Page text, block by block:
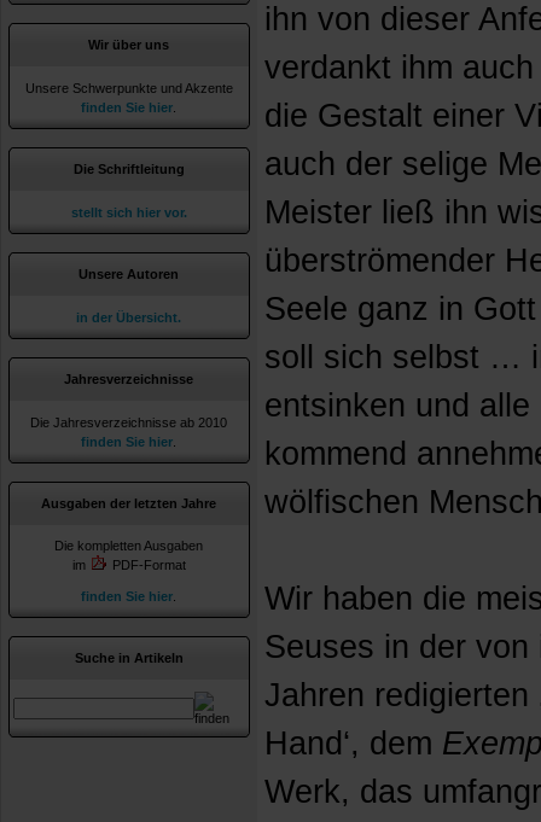
Wir über uns
Unsere Schwerpunkte und Akzente
finden Sie hier
Die Schriftleitung
stellt sich hier vor.
Unsere Autoren
in der Übersicht.
Jahresverzeichnisse
Die Jahresverzeichnisse ab 2010
finden Sie hier
Ausgaben der letzten Jahre
Die kompletten Ausgaben
im
PDF-Format
finden Sie hier
Suche in Artikeln
ihn von dieser
verdankt ihm
die Gestalt einer
auch der selige
Meister ließ ihn
überströmender
Seele ganz in
soll sich selbst …
entsinken und
kommend
wölfischen
Wir haben die
Seuses in der
Jahren redigierten
Hand‘, dem
Werk, das